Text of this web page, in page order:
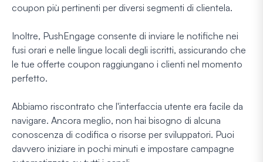
coupon più pertinenti per diversi segmenti di clientela.
Inoltre, PushEngage consente di inviare le notifiche nei
fusi orari e nelle lingue locali degli iscritti, assicurando che
le tue offerte coupon raggiungano i clienti nel momento
perfetto.
Abbiamo riscontrato che l'interfaccia utente era facile da
navigare. Ancora meglio, non hai bisogno di alcuna
conoscenza di codifica o risorse per sviluppatori. Puoi
davvero iniziare in pochi minuti e impostare campagne